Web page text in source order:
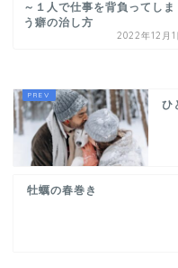
～１人で仕事を背負ってしま
う癖の治し方
2022年12月1
ひ
牡蠣の春巻き